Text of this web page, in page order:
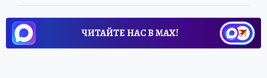
ЧИТАЙТЕ НАС В МАХ!